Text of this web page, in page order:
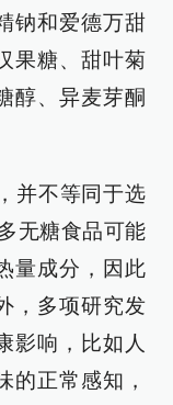
钠和爱德万甜
果糖、甜叶菊
醇、异麦芽酮
并不等同于选
无糖食品可能
量成分，因此
，多项研究发
影响，比如人
的正常感知，